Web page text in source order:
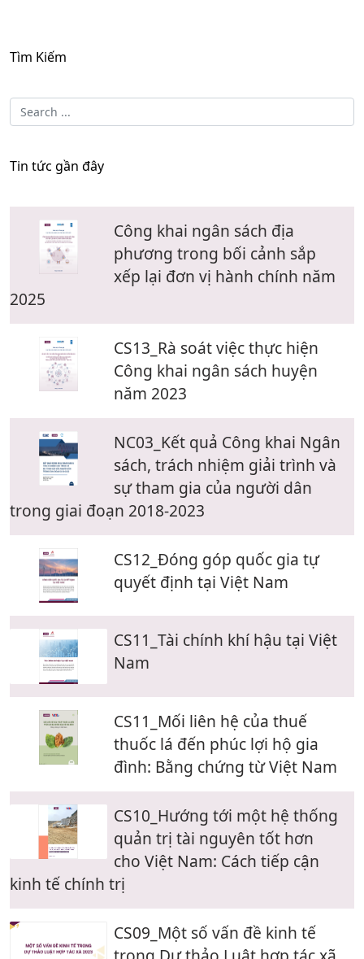
Tìm Kiếm
Tin tức gần đây
Công khai ngân sách địa
phương trong bối cảnh sắp
xếp lại đơn vị hành chính năm
2025
CS13_Rà soát việc thực hiện
Công khai ngân sách huyện
năm 2023
NC03_Kết quả Công khai Ngân
sách, trách nhiệm giải trình và
sự tham gia của người dân
trong giai đoạn 2018-2023
CS12_Đóng góp quốc gia tự
quyết định tại Việt Nam
CS11_Tài chính khí hậu tại Việt
Nam
CS11_Mối liên hệ của thuế
thuốc lá đến phúc lợi hộ gia
đình: Bằng chứng từ Việt Nam
CS10_Hướng tới một hệ thống
quản trị tài nguyên tốt hơn
cho Việt Nam: Cách tiếp cận
kinh tế chính trị
CS09_Một số vấn đề kinh tế